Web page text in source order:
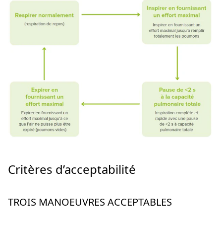
Critères d’acceptabilité
TROIS MANOEUVRES ACCEPTABLES